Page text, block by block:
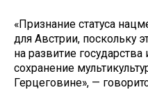
«Признание статуса
для Австрии, поскольку
на развитие
сохранение
Герцеговине», —